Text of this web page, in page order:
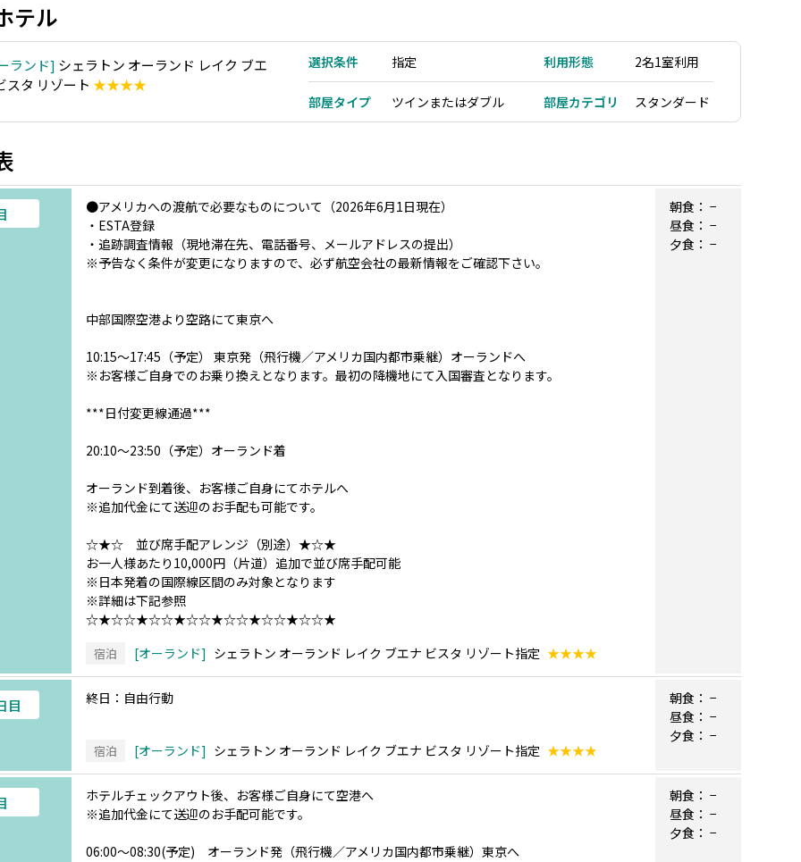
テル
ランド シェラトン オーランド レイク ブエ
スタ リゾート ★★★★
選択条件 指定 利用形態 2名1室利用
部屋タイプ ツインまたはダブル 部屋カテゴリ スタンダード
●アメリカへの渡航で必要なものについて（2026年6月1日現在）
・ESTA登録
・追跡調査情報（現地滞在先、電話番号、メールアドレスの提出）
※予告なく条件が変更になりますので、必ず航空会社の最新情報をご確認下さい。
中部国際空港より空路にて東京へ
10:15～17:45（予定） 東京発（飛行機／アメリカ国内都市乗継）オーランドへ
※お客様ご自身でのお乗り換えとなります。最初の降機地にて入国審査となります。
***日付変更線通過***
20:10～23:50（予定）オーランド着
オーランド到着後、お客様ご自身にてホテルへ
※追加代金にて送迎のお手配も可能です。
☆★☆ 並び席手配アレンジ（別途）★☆★
お一人様あたり10,000円（片道）追加で並び席手配可能
※日本発着の国際線区間のみ対象となります
※詳細は下記参照
☆★☆☆★☆☆★☆☆★☆☆★☆☆★☆☆★
宿泊 オーランド シェラトン オーランド レイク ブエナ ビスタ リゾート指定 ★★★★
朝食： −
昼食： −
夕食： −
目 終日：自由行動
宿泊 オーランド シェラトン オーランド レイク ブエナ ビスタ リゾート指定 ★★★★
朝食： −
昼食： −
夕食： −
ホテルチェックアウト後、お客様ご自身にて空港へ
※追加代金にて送迎のお手配可能です。
06:00～08:30(予定) オーランド発（飛行機／アメリカ国内都市乗継）東京へ
朝食： −
昼食： −
夕食： −